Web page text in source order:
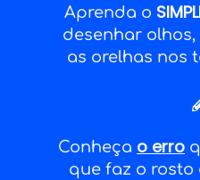
Aprenda o
desenhar
as orelhas nos
Conheça o erro
que faz o rosto